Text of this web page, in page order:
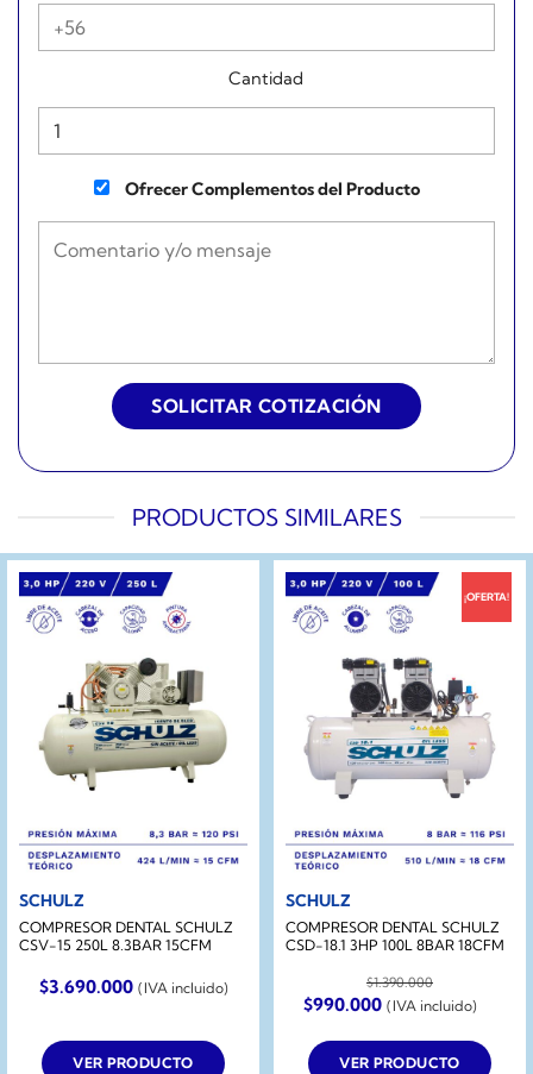
Cantidad
Ofrecer Complementos del Producto
PRODUCTOS SIMILARES
SCHULZ
COMPRESOR DENTAL SCHULZ
CSV-15 250L 8.3BAR 15CFM
$3.690.000 (IVA incluido)
VER PRODUCTO
¡OFERTA!
SCHULZ
COMPRESOR DENTAL SCHULZ
CSD-18.1 3HP 100L 8BAR 18CFM
$1.390.000
El
precio
original
era:
$990.000El
precio
actual
es:
(IVA incluido)
VER PRODUCTO